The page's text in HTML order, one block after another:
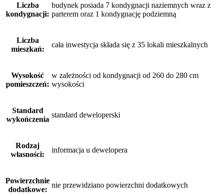
Liczba
kondygnacji:
budynek posiada 7 kondygnacji naziemnych wraz z
parterem oraz 1 kondygnację podziemną
Liczba
mieszkań:
cała inwestycja składa się z 35 lokali mieszkalnych
Wysokość
pomieszczeń:
w zależności od kondygnacji od 260 do 280 cm
wysokości
Standard
wykończenia
standard deweloperski
Rodzaj
własności:
informacja u dewelopera
Powierzchnie
dodatkowe:
nie przewidziano powierzchni dodatkowych